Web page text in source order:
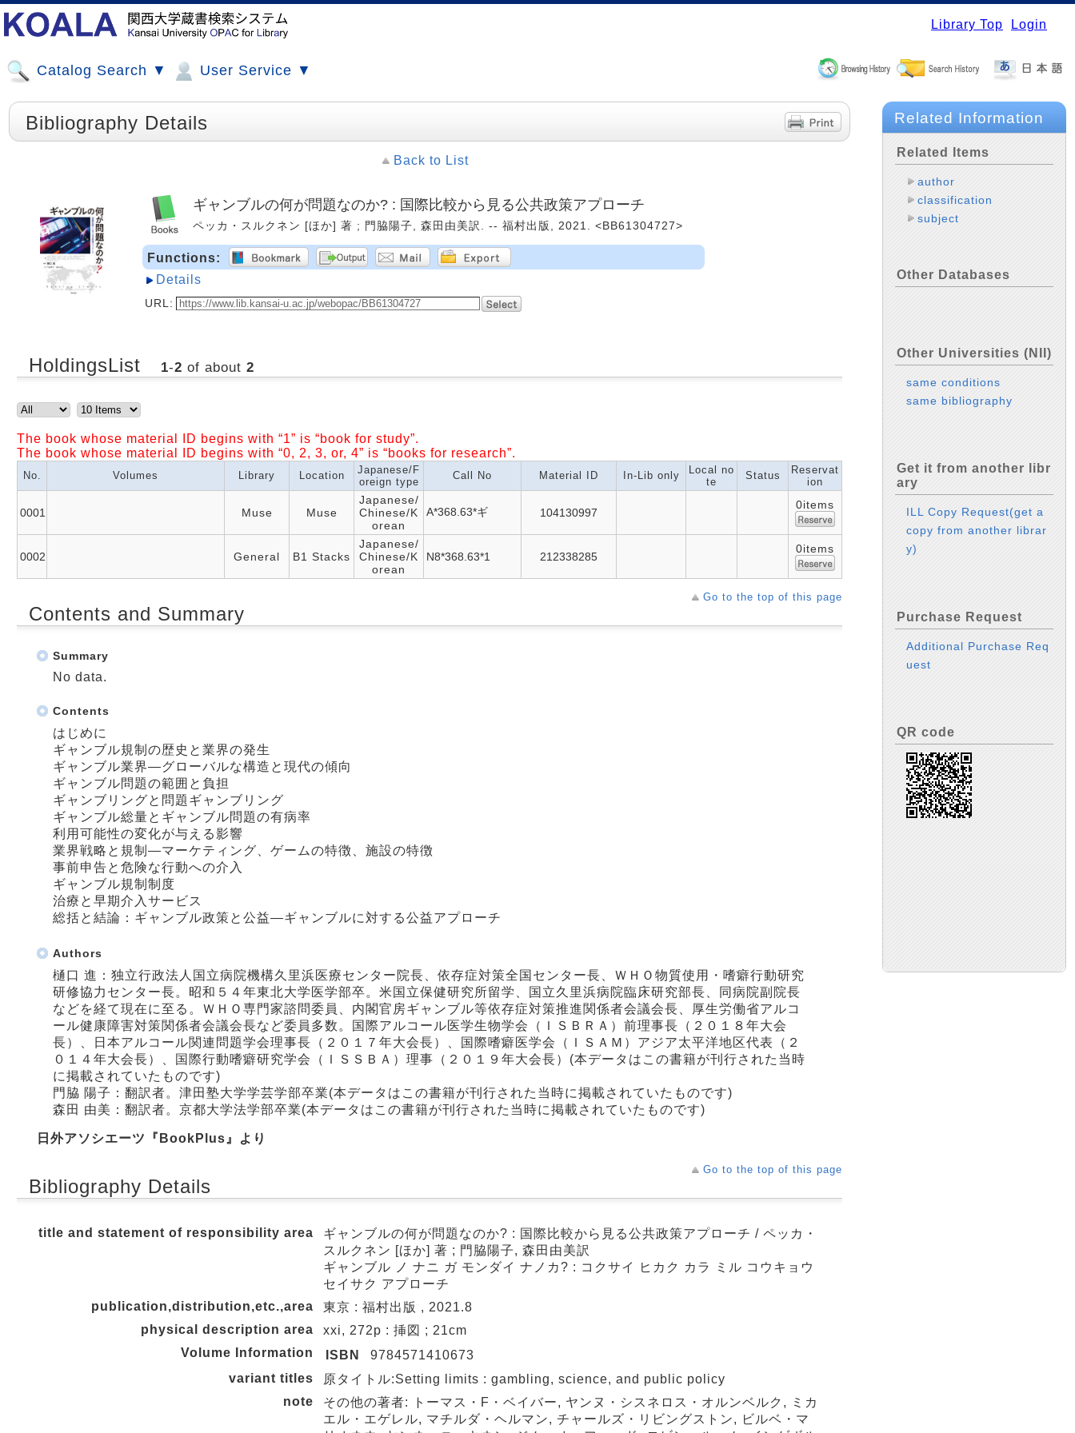
Library Top Login
Catalog Search ▼ User Service ▼
Bibliography Details
Back to List
ギャンブルの何が問題なのか? : 国際比較から見る公共政策アプローチ
ペッカ・スルクネン [ほか] 著 ; 門脇陽子, 森田由美訳. -- 福村出版, 2021. <BB61304727>
Functions:
Details
URL:
HoldingsList 1-2 of about 2
The book whose material ID begins with “1” is “book for study”.
The book whose material ID begins with “0, 2, 3, or, 4” is “books for research”.
No. Volumes Library Location
Japanese/F
oreign type
Call No Material ID In-Lib only
Local no
te
Status
Reservat
ion
0001 Muse Muse
Japanese/
Chinese/K
orean
A*368.63*ギ 104130997
0items
0002 General B1 Stacks
Japanese/
Chinese/K
orean
N8*368.63*1 212338285
0items
Go to the top of this page
Contents and Summary
Summary
No data.
Contents
はじめに
ギャンブル規制の歴史と業界の発生
ギャンブル業界―グローバルな構造と現代の傾向
ギャンブル問題の範囲と負担
ギャンブリングと問題ギャンブリング
ギャンブル総量とギャンブル問題の有病率
利用可能性の変化が与える影響
業界戦略と規制―マーケティング、ゲームの特徴、施設の特徴
事前申告と危険な行動への介入
ギャンブル規制制度
治療と早期介入サービス
総括と結論：ギャンブル政策と公益―ギャンブルに対する公益アプローチ
Authors
樋口 進：独立行政法人国立病院機構久里浜医療センター院長、依存症対策全国センター長、ＷＨＯ物質使用・嗜癖行動研究
研修協力センター長。昭和５４年東北大学医学部卒。米国立保健研究所留学、国立久里浜病院臨床研究部長、同病院副院長
などを経て現在に至る。ＷＨＯ専門家諮問委員、内閣官房ギャンブル等依存症対策推進関係者会議会長、厚生労働省アルコ
ール健康障害対策関係者会議会長など委員多数。国際アルコール医学生物学会（ＩＳＢＲＡ）前理事長（２０１８年大会
長）、日本アルコール関連問題学会理事長（２０１７年大会長）、国際嗜癖医学会（ＩＳＡＭ）アジア太平洋地区代表（２
０１４年大会長）、国際行動嗜癖研究学会（ＩＳＳＢＡ）理事（２０１９年大会長）(本データはこの書籍が刊行された当時
に掲載されていたものです)
門脇 陽子：翻訳者。津田塾大学学芸学部卒業(本データはこの書籍が刊行された当時に掲載されていたものです)
森田 由美：翻訳者。京都大学法学部卒業(本データはこの書籍が刊行された当時に掲載されていたものです)
日外アソシエーツ『BookPlus』より
Go to the top of this page
Bibliography Details
title and statement of responsibility area
ギャンブルの何が問題なのか? : 国際比較から見る公共政策アプローチ / ペッカ・
スルクネン [ほか] 著 ; 門脇陽子, 森田由美訳
ギャンブル ノ ナニ ガ モンダイ ナノカ? : コクサイ ヒカク カラ ミル コウキョウ
セイサク アプローチ
publication,distribution,etc.,area
東京 : 福村出版 , 2021.8
physical description area
xxi, 272p : 挿図 ; 21cm
Volume Information
ISBN
9784571410673
variant titles
原タイトル:Setting limits : gambling, science, and public policy
note
その他の著者: トーマス・F・ベイバー, ヤンヌ・シスネロス・オルンベルク, ミカ
エル・エゲレル, マチルダ・ヘルマン, チャールズ・リビングストン, ビルベ・マ
Related Information
Related Items
author
classification
subject
Other Databases
Other Universities (NII)
same conditions
same bibliography
Get it from another libr
ary
ILL Copy Request(get a
copy from another librar
y)
Purchase Request
Additional Purchase Req
uest
QR code